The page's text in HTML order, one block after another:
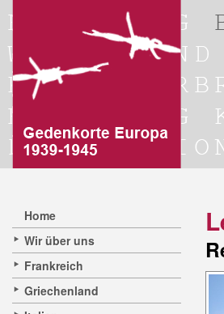
Home
Wir über uns
Frankreich
Griechenland